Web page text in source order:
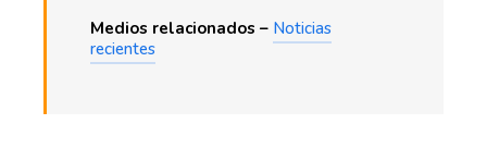
Medios relacionados – Noticias
recientes